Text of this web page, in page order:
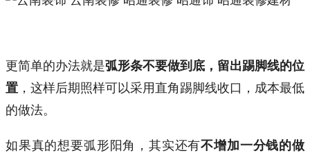
更简单的办法就是弧形条不要做到底，留出踢脚线的位
置 ，这样后期照样可以采用直角踢脚线收口，成本最低
的做法。
如果真的想要弧形阳角，其实还有不增加一分钱的做